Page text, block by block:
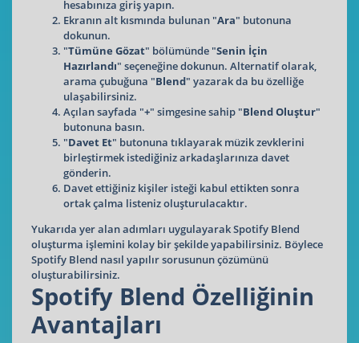
hesabınıza giriş yapın.
Ekranın alt kısmında bulunan "Ara" butonuna
dokunun.
"Tümüne Gözat" bölümünde "Senin İçin
Hazırlandı" seçeneğine dokunun. Alternatif olarak,
arama çubuğuna "Blend" yazarak da bu özelliğe
ulaşabilirsiniz.
Açılan sayfada "+" simgesine sahip "Blend Oluştur"
butonuna basın.
"Davet Et" butonuna tıklayarak müzik zevklerini
birleştirmek istediğiniz arkadaşlarınıza davet
gönderin.
Davet ettiğiniz kişiler isteği kabul ettikten sonra
ortak çalma listeniz oluşturulacaktır.
Yukarıda yer alan adımları uygulayarak Spotify Blend
oluşturma işlemini kolay bir şekilde yapabilirsiniz. Böylece
Spotify Blend nasıl yapılır sorusunun çözümünü
oluşturabilirsiniz.
Spotify Blend Özelliğinin
Avantajları